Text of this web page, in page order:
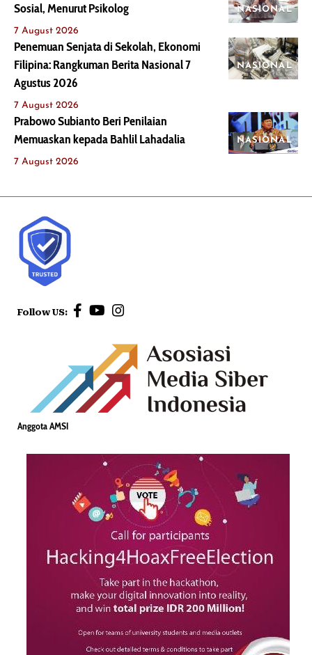
NASIONAL
Sosial, Menurut Psikolog
7 August 2026
NASIONAL
Penemuan Senjata di Sekolah, Ekonomi
Filipina: Rangkuman Berita Nasional 7
Agustus 2026
7 August 2026
NASIONAL
Prabowo Subianto Beri Penilaian
Memuaskan kepada Bahlil Lahadalia
7 August 2026
Follow US:
Anggota AMSI